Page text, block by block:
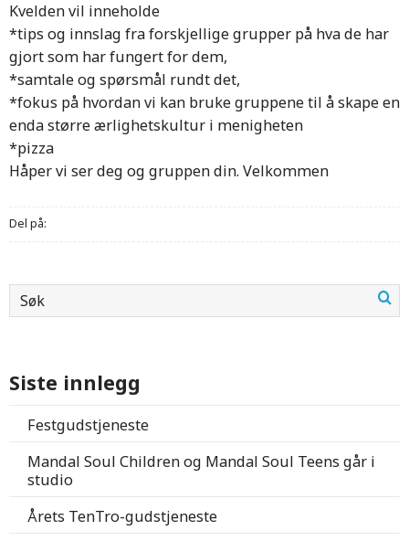
Kvelden vil inneholde
*tips og innslag fra forskjellige grupper på hva de har
gjort som har fungert for dem,
*samtale og spørsmål rundt det,
*fokus på hvordan vi kan bruke gruppene til å skape en
enda større ærlighetskultur i menigheten
*pizza
Håper vi ser deg og gruppen din. Velkommen
Del på:
Siste innlegg
Festgudstjeneste
Mandal Soul Children og Mandal Soul Teens går i
studio
Årets TenTro-gudstjeneste